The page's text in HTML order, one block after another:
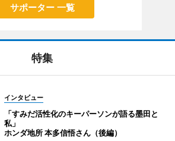
サポーター 一覧
特集
インタビュー
「すみだ活性化のキーパーソンが語る墨田と
私」
ホンダ地所 本多信悟さん（後編）